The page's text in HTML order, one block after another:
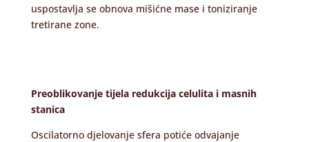
uspostavlja se obnova mišićne mase i toniziranje
tretirane zone.
Preoblikovanje tijela redukcija celulita i masnih
stanica
Oscilatorno djelovanje sfera potiće odvajanje